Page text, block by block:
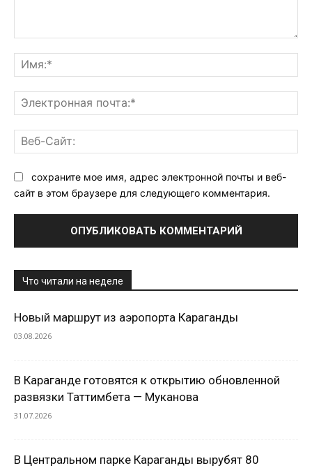
сохраните мое имя, адрес электронной почты и веб-
сайт в этом браузере для следующего комментария.
Что читали на неделе
Новый маршрут из аэропорта Караганды
03.08.2026
В Караганде готовятся к открытию обновленной
развязки Таттимбета — Муканова
31.07.2026
В Центральном парке Караганды вырубят 80